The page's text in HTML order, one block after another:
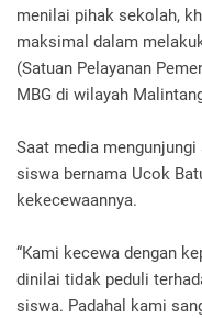
menilai pihak sekolah,
maksimal dalam
(Satuan Pelayanan
MBG di wilayah
Saat media
siswa bernama Ucok
kekecewaannya.
“Kami kecewa dengan
dinilai tidak peduli
siswa. Padahal kami